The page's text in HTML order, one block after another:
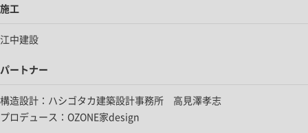
施工
江中建設
パートナー
構造設計：ハシゴタカ建築設計事務所 高見澤孝志
プロデュース：OZONE家design